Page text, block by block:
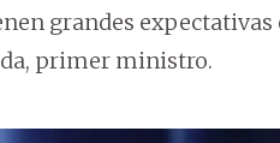
grandes
primer ministro.